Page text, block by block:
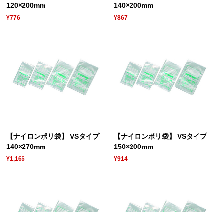
120×200mm
¥776
140×200mm
¥867
【ナイロンポリ袋】 VSタイプ
140×270mm
¥1,166
【ナイロンポリ袋】 VSタイプ
150×200mm
¥914